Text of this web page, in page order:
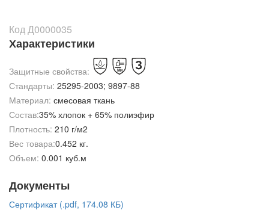
Код Д0000035
Характеристики
Защитные свойства:
Стандарты: 25295-2003; 9897-88
Материал: смесовая ткань
Состав:35% хлопок + 65% полиэфир
Плотность: 210 г/м2
Вес товара:0.452 кг.
Объем: 0.001 куб.м
Документы
Сертификат (.pdf, 174.08 КБ)